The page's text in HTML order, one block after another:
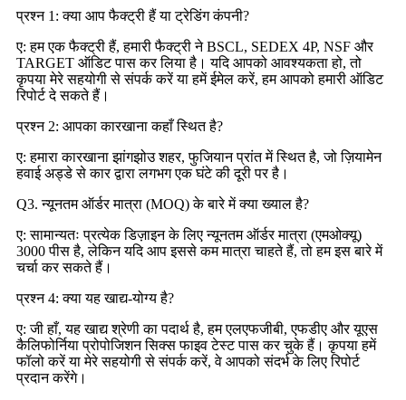
प्रश्न 1: क्या आप फैक्ट्री हैं या ट्रेडिंग कंपनी?
ए: हम एक फैक्ट्री हैं, हमारी फैक्ट्री ने BSCL, SEDEX 4P, NSF और
TARGET ऑडिट पास कर लिया है। यदि आपको आवश्यकता हो, तो
कृपया मेरे सहयोगी से संपर्क करें या हमें ईमेल करें, हम आपको हमारी ऑडिट
रिपोर्ट दे सकते हैं।
प्रश्न 2: आपका कारखाना कहाँ स्थित है?
ए: हमारा कारखाना झांगझोउ शहर, फुजियान प्रांत में स्थित है, जो ज़ियामेन
हवाई अड्डे से कार द्वारा लगभग एक घंटे की दूरी पर है।
Q3. न्यूनतम ऑर्डर मात्रा (MOQ) के बारे में क्या ख्याल है?
ए: सामान्यतः प्रत्येक डिज़ाइन के लिए न्यूनतम ऑर्डर मात्रा (एमओक्यू)
3000 पीस है, लेकिन यदि आप इससे कम मात्रा चाहते हैं, तो हम इस बारे में
चर्चा कर सकते हैं।
प्रश्न 4: क्या यह खाद्य-योग्य है?
ए: जी हाँ, यह खाद्य श्रेणी का पदार्थ है, हम एलएफजीबी, एफडीए और यूएस
कैलिफोर्निया प्रोपोजिशन सिक्स फाइव टेस्ट पास कर चुके हैं। कृपया हमें
फॉलो करें या मेरे सहयोगी से संपर्क करें, वे आपको संदर्भ के लिए रिपोर्ट
प्रदान करेंगे।